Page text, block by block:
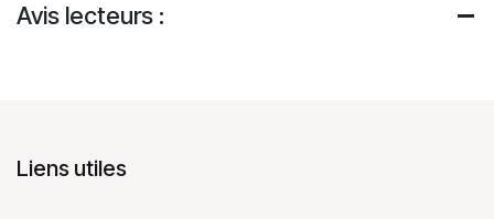
Avis lecteurs :
Liens utiles